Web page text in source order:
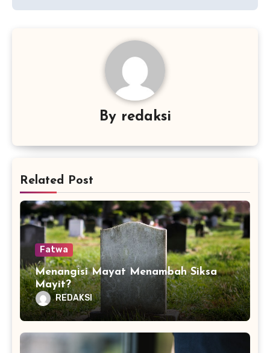
By redaksi
Related Post
Fatwa
Menangisi Mayat Menambah Siksa
Mayit?
REDAKSI